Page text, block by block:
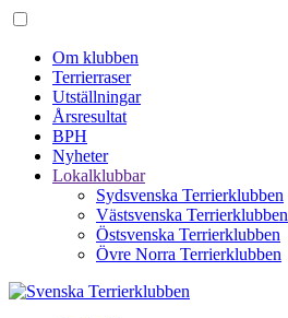
Om klubben
Terrierraser
Utställningar
Årsresultat
BPH
Nyheter
Lokalklubbar
Sydsvenska Terrierklubben
Västsvenska Terrierklubben
Östsvenska Terrierklubben
Övre Norra Terrierklubben